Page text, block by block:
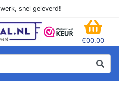
snel geleverd!
€00,00
Zoek
Buizen Plat, Strippen, Plaat en